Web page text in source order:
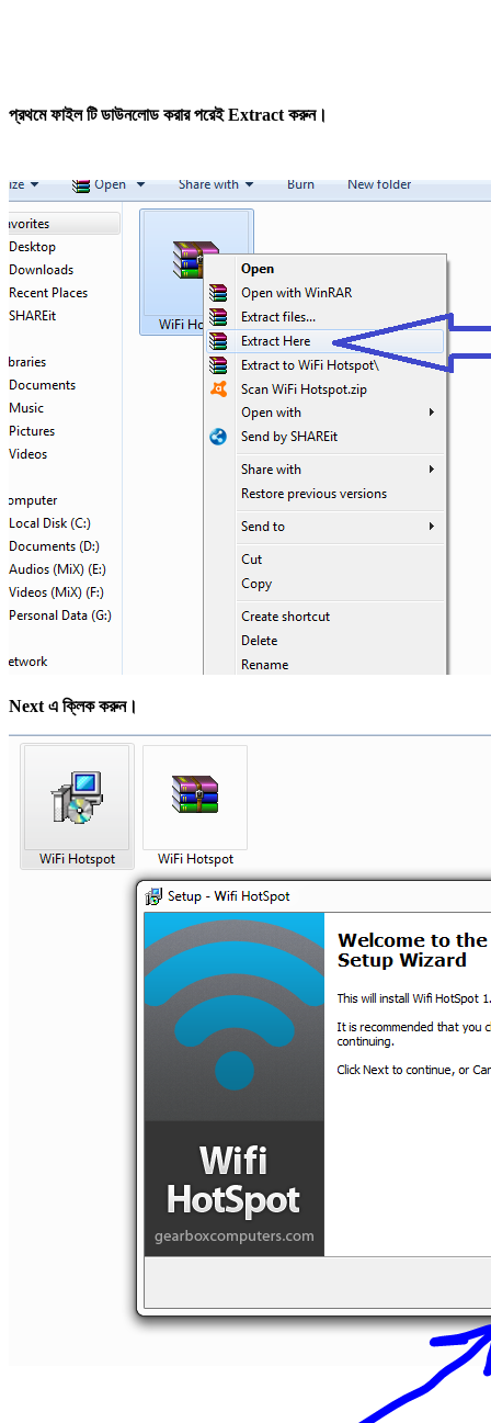
প্রথমে ফাইল টি ডাউনলোড করার পরেই Extract করুন।
Next এ ক্লিক করুন।